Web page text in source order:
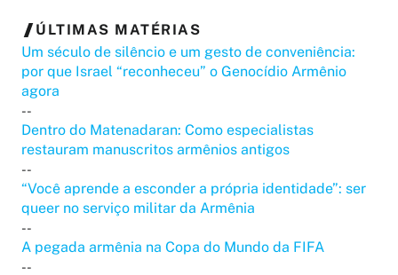
ÚLTIMAS MATÉRIAS
Um século de silêncio e um gesto de conveniência:
por que Israel “reconheceu” o Genocídio Armênio
agora
--
Dentro do Matenadaran: Como especialistas
restauram manuscritos armênios antigos
--
“Você aprende a esconder a própria identidade”: ser
queer no serviço militar da Armênia
--
A pegada armênia na Copa do Mundo da FIFA
--